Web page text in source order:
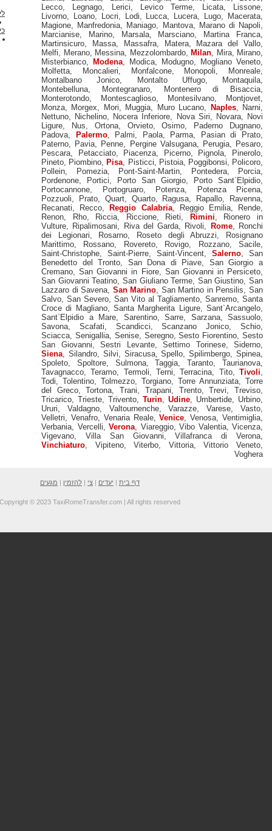
Lecco, Legnago ,Lerici ,Levico
Livorno, Loano, Locri, Lodi,Lucca
Magione,Manfredonia,Maniago,
Marcianise,Marino,Marsala,
Martinsicuro,Massa,Massafra ,
Melfi,Merano ,Messina,
Misterbianco,Modena,Modica,
Molfetta, Moncalieri, Monfalcone
Montalbano Jonico
,
Montebelluna,Montegranaro,
Monterotondo,Montescaglioso,
Monza,Morgex,Mori,Muggia,
Nettuno, Nichelino,Nocera Inferiore
Ligure ,Nus, Ortona, Orvieto,
Padova
,Palermo,Palmi, Paola,
Paterno,Pavia, Penne,Pergine
Pescara,Petacciato,Piacenza ,
Pineto,Piombino,Pisa,Pisticci,
Pollein,Pomezia,Pont-Saint-
Pordenone,Portici, Porto San
Portocannone
,Portogruaro,
Pozzuoli,Prato ,Quart, Quarto,
Recanati, Recco, Reggio Calabria
Renon
,Rho ,Riccia, Riccione ,
Vulture,Ripalimosani,Riva del
dei Legionari
,Rosarno ,Roseto
Marittimo,Rossano,Rovereto,
Saint-Christophe, Saint-Pierre ,
Benedetto del Tronto, San Dona
Cremano,San Giovanni in Fiore,
San Giovanni Teatino,San Giuliano
Lazzaro di Savena ,San Marino,
Salvo,San Severo,San Vito al
Croce di Magliano ,Santa
Sant`Elpidio a Mare,Sarentino ,
Savona,Scafati ,Scandicci,
Sciacca,Senigallia,Senise,Seregno
San Giovanni ,Sestri Levante,
Siena ,Silandro, Silvi,Siracusa,
Spoleto,Spoltore,Sulmona,
Tavagnacco,Teramo ,Termoli,Terni
Todi,Tolentino, Tolmezzo,Torgiano
del Greco
,Tortona,Trani,Trapani
Tricarico,Trieste,Trivento ,Turin,
Ururi, Valdagno,Valtournenche,
Velletri,Venafro,Venaria Reale,
Verbania, Vercelli,Verona,Viareggio
Vigevano
, Villa San Giovanni
Vinchiaturo,Vipiteno, Viterbo,
5 פאקס מנמל הים
ליבורנושירות
נהג ברומאבכיתה ה
כיתה של
המיניבוס
רומא אקספרס
Florence
פיומיצ'ינו הסעות
תחנת רכבת
מרכזית מונית
תעופה להעביר
מגעים
Copyright © 2023 TaxiRomeTransfer.com | All rights